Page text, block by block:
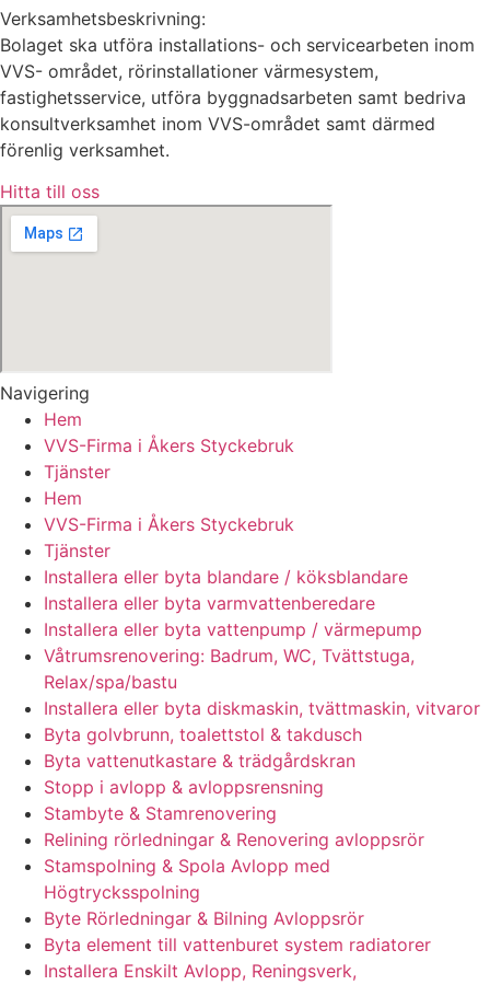
Verksamhetsbeskrivning:
Bolaget ska utföra installations- och servicearbeten inom
VVS- området, rörinstallationer värmesystem,
fastighetsservice, utföra byggnadsarbeten samt bedriva
konsultverksamhet inom VVS-området samt därmed
förenlig verksamhet.
Hitta till oss
Navigering
Hem
VVS-Firma i Åkers Styckebruk
Tjänster
Hem
VVS-Firma i Åkers Styckebruk
Tjänster
Installera eller byta blandare / köksblandare
Installera eller byta varmvattenberedare
Installera eller byta vattenpump / värmepump
Våtrumsrenovering: Badrum, WC, Tvättstuga,
Relax/spa/bastu
Installera eller byta diskmaskin, tvättmaskin, vitvaror
Byta golvbrunn, toalettstol & takdusch
Byta vattenutkastare & trädgårdskran
Stopp i avlopp & avloppsrensning
Stambyte & Stamrenovering
Relining rörledningar & Renovering avloppsrör
Stamspolning & Spola Avlopp med
Högtrycksspolning
Byte Rörledningar & Bilning Avloppsrör
Byta element till vattenburet system radiatorer
Installera Enskilt Avlopp, Reningsverk,